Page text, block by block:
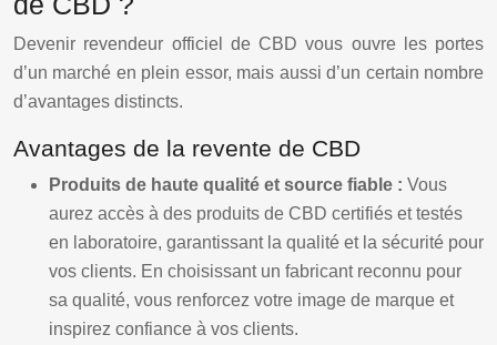
Devenir revendeur officiel de CBD vous ouvre les portes
d’un marché en plein essor, mais aussi d’un certain nombre
d’avantages distincts.
Avantages de la revente de CBD
Produits de haute qualité et source fiable : Vous
aurez accès à des produits de CBD certifiés et testés
en laboratoire, garantissant la qualité et la sécurité pour
vos clients. En choisissant un fabricant reconnu pour
sa qualité, vous renforcez votre image de marque et
inspirez confiance à vos clients.